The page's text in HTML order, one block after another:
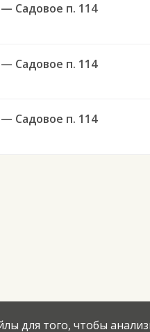
Садовое п. 114
Садовое п. 114
Садовое п. 114
для того, чтобы